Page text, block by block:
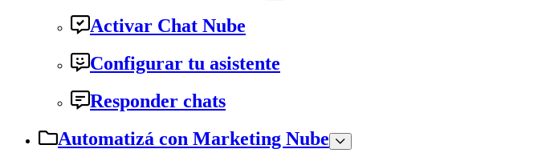
Activar Chat Nube
Configurar tu asistente
Responder chats
Automatizá con Marketing Nube